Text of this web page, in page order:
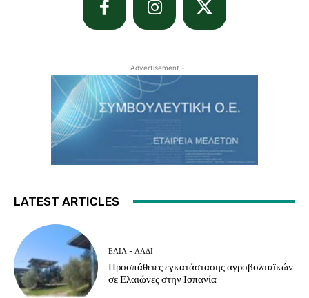
- Advertisement -
LATEST ARTICLES
ΕΛΙΆ - ΛΆΔΙ
Προσπάθειες εγκατάστασης αγροβολταϊκών
σε Ελαιώνες στην Ισπανία